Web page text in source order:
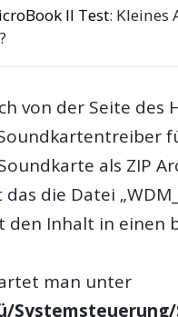
II Test: Kleines
von der Seite des
als ZIP
die Datei
den Inhalt in einen
man unter